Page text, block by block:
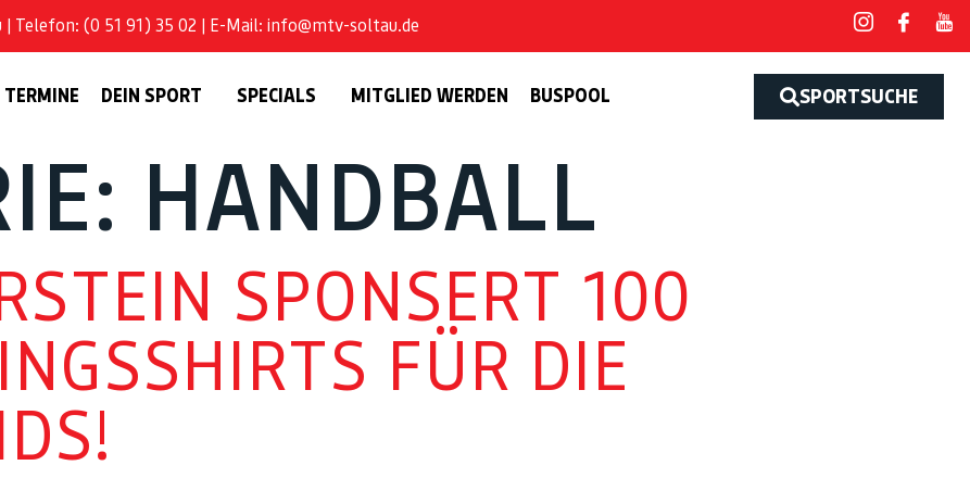
Telefon: (0 51 91) 35 02 | E-Mail: info@mtv-soltau.de
TERMINE DEIN SPORT SPECIALS MITGLIED WERDEN
BUSPOOL
SPORTSUCHE
HANDBALL
SPONSERT 100
FÜR DIE